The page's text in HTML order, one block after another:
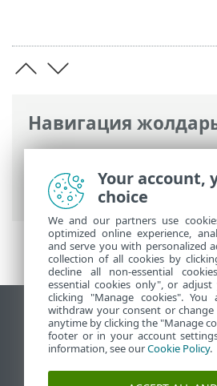
Навигация
ESET онлайн анықтамасы
Business Security>
Қосу Anti-Theft
Жұмыс үстеліндегі
End of Life
ESET білім қоры
ESET форумы
Your account,
choice
We and our partners use
optimized online experience,
and serve you with personalized
collection of all cookies by
decline all non-essential
essential cookies only", or
clicking "Manage cookies".
withdraw your consent or
anytime by clicking the "Manage
footer or in your account
information, see ourCookie Policy.